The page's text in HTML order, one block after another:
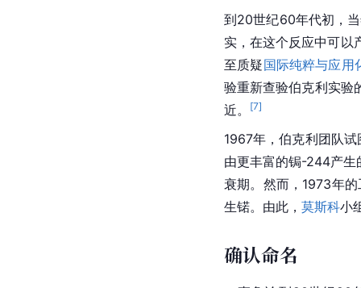
到20世纪60年代初，
实，在这个反应中可以
至质疑国际纯粹与应用
验重新查验伯克利实验
近。
[7]
1967年，伯克利团队
由更丰富的锔-244产生
衰期。然而，1973年
生锘。由此， 莫斯科小
确认命名